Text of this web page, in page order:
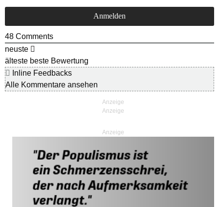
48 Comments
neuste
älteste beste Bewertung
Inline Feedbacks
Alle Kommentare ansehen
Anzeige